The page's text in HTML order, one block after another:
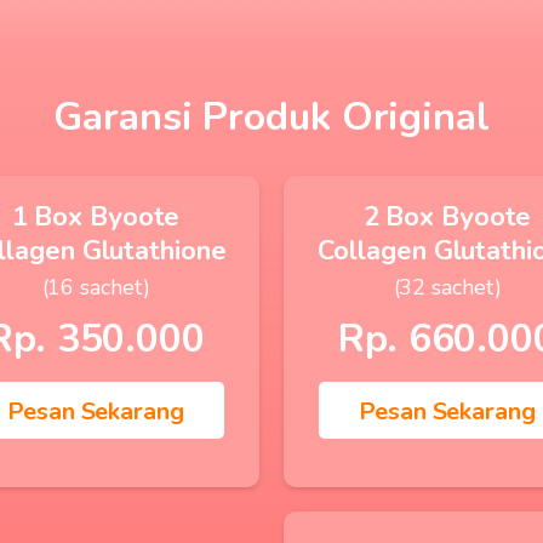
Garansi Produk Original
1 Box Byoote
Glutathione
(16 sachet)
350.000
Pesan Sekarang
2 Box Byoote
Collagen
(32 sachet)
Rp.
Pesan Sekarang